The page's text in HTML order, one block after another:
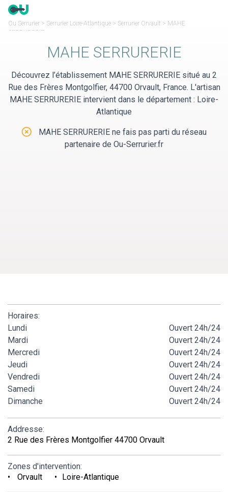
Panneau de gestion des cookies
Ou Serrurier > Serrurier Loire-Atlantique > Serrurier Orvault > MAHE
SERRURERIE
MAHE SERRURERIE
Découvrez l’établissement MAHE SERRURERIE situé au 2
Rue des Frères Montgolfier, 44700 Orvault, France. L'artisan
MAHE SERRURERIE intervient dans le département : Loire-
Atlantique
MAHE SERRURERIE ne fais pas parti du réseau
partenaire de Ou-Serrurier.fr
Horaires:
Lundi
Ouvert 24h/24
Mardi
Ouvert 24h/24
Mercredi
Ouvert 24h/24
Jeudi
Ouvert 24h/24
Vendredi
Ouvert 24h/24
Samedi
Ouvert 24h/24
Dimanche
Ouvert 24h/24
Addresse:
2 Rue des Frères Montgolfier 44700 Orvault
Zones d'intervention:
Orvault
Loire-Atlantique